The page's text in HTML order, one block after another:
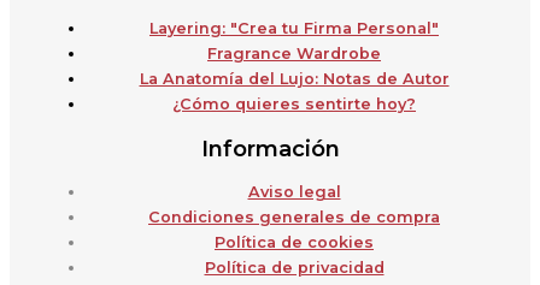
Layering: "Crea tu Firma Personal"
Fragrance Wardrobe
La Anatomía del Lujo: Notas de Autor
¿Cómo quieres sentirte hoy?
Información
Aviso legal
Condiciones generales de compra
Política de cookies
Política de privacidad